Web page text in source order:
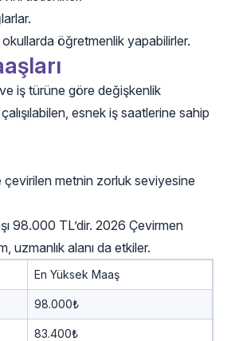
öğretmenlik yapabilirler.
iş türüne göre değişkenlik
esnek iş saatlerine sahip
çevirilen metnin zorluk seviyesine
98.000 TL’dir. 2026 Çevirmen
uzmanlık alanı da etkiler.
En Yüksek Maaş
98.000₺
83.400₺